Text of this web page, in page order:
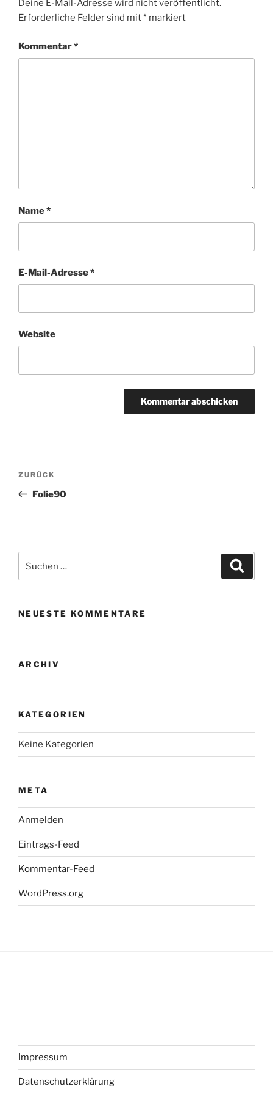
Deine E-Mail-Adresse wird nicht veröffentlicht.
Erforderliche Felder sind mit* markiert
Kommentar*
Name*
E-Mail-Adresse*
Website
Beitragsnavigation
Vorheriger
Beitrag
ZURÜCK
Folie90
nach:
NEUESTE KOMMENTARE
ARCHIV
KATEGORIEN
Keine Kategorien
META
Anmelden
Eintrags-Feed
Kommentar-Feed
WordPress.org
Impressum
Datenschutzerklärung